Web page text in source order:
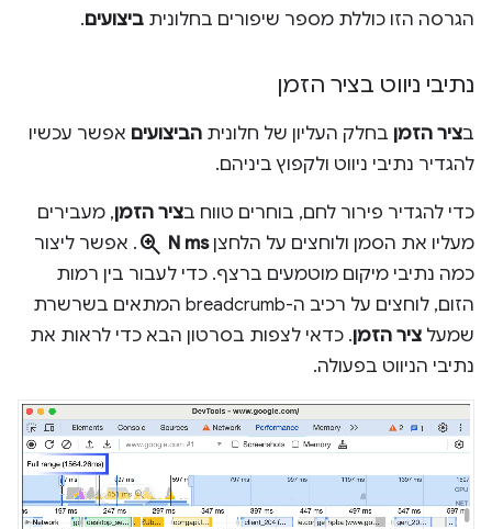
הגרסה הזו כוללת מספר שיפורים בחלונית ביצועים.
נתיבי ניווט בציר הזמן
בציר הזמן בחלק העליון של חלונית הביצועים אפשר עכשיו
להגדיר נתיבי ניווט ולקפוץ ביניהם.
כדי להגדיר פירור לחם, בוחרים טווח בציר הזמן, מעבירים
מעליו את הסמן ולוחצים על הלחצןN ms
zoom_in . אפשר ליצור
כמה נתיבי מיקום מוטמעים ברצף. כדי לעבור בין רמות
הזום, לוחצים על רכיב ה-breadcrumb המתאים בשרשרת
שמעל ציר הזמן. כדאי לצפות בסרטון הבא כדי לראות את
נתיבי הניווט בפעולה.